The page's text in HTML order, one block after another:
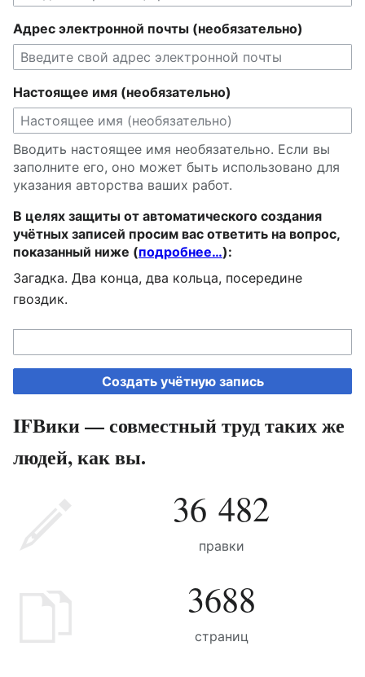
Адрес электронной почты (необязательно)
Настоящее имя (необязательно)
Вводить настоящее имя необязательно. Если вы
заполните его, оно может быть использовано для
указания авторства ваших работ.
В целях защиты от автоматического создания
учётных записей просим вас ответить на вопрос,
показанный ниже (подробнее…):
Загадка. Два конца, два кольца, посередине
гвоздик.
Создать учётную запись
IFВики — совместный труд таких же
людей, как вы.
36 482
правки
3688
страниц